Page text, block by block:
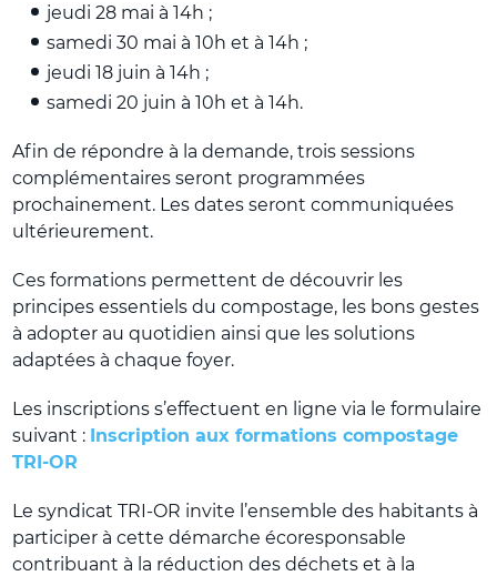
jeudi 28 mai à 14h ;
samedi 30 mai à 10h et à 14h ;
jeudi 18 juin à 14h ;
samedi 20 juin à 10h et à 14h.
Afin de répondre à la demande, trois sessions
complémentaires seront programmées
prochainement. Les dates seront communiquées
ultérieurement.
Ces formations permettent de découvrir les
principes essentiels du compostage, les bons gestes
à adopter au quotidien ainsi que les solutions
adaptées à chaque foyer.
Les inscriptions s’effectuent en ligne via le formulaire
suivant : Inscription aux formations compostage
TRI-OR
Le syndicat TRI-OR invite l’ensemble des habitants à
participer à cette démarche écoresponsable
contribuant à la réduction des déchets et à la